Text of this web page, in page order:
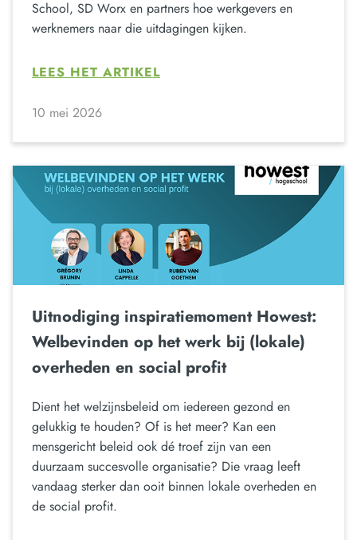
School, SD Worx en partners hoe werkgevers en
werknemers naar die uitdagingen kijken.
LEES HET ARTIKEL
10 mei 2026
Uitnodiging inspiratiemoment Howest:
Welbevinden op het werk bij (lokale)
overheden en social profit
Dient het welzijnsbeleid om iedereen gezond en
gelukkig te houden? Of is het meer? Kan een
mensgericht beleid ook dé troef zijn van een
duurzaam succesvolle organisatie? Die vraag leeft
vandaag sterker dan ooit binnen lokale overheden en
de social profit.